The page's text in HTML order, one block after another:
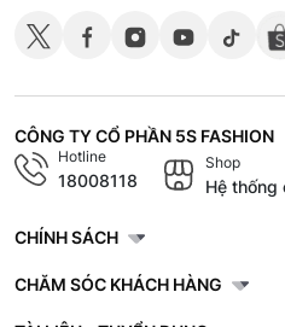
CÔNG TY CỔ PHẦN 5S FASHION
Hotline
18008118
Shop
Hệ thống
CHÍNH SÁCH
CHĂM SÓC KHÁCH HÀNG